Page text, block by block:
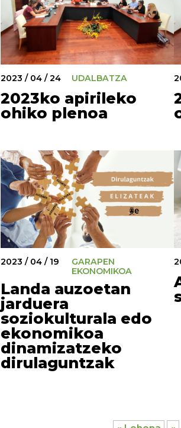
2023 / 04 / 24 UDALBATZA
2023ko apirileko
ohiko plenoa
2023 / 04 / 19
GARAPEN
EKONOMIKOA
Landa auzoetan
jarduera
soziokulturala edo
ekonomikoa
dinamizatzeko
dirulaguntzak